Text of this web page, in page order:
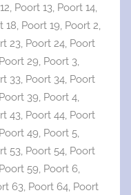
, Poort 13, Poort 14,
18, Poort 19, Poort 2,
23, Poort 24, Poort
Poort 29, Poort 3,
33, Poort 34, Poort
Poort 39, Poort 4,
43, Poort 44, Poort
Poort 49, Poort 5,
53, Poort 54, Poort
Poort 59, Poort 6,
63, Poort 64, Poort